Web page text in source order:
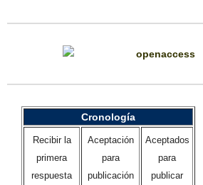
Cronología
Recibir la
primera
respuesta
Aceptación
para
publicación
Aceptados
para
publicar